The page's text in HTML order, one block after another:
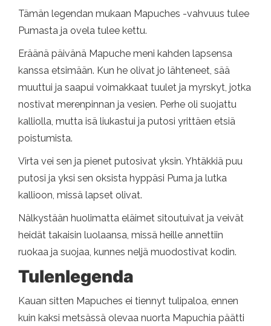
Tämän legendan mukaan Mapuches -vahvuus tulee
Pumasta ja ovela tulee kettu.
Eräänä päivänä Mapuche meni kahden lapsensa
kanssa etsimään. Kun he olivat jo lähteneet, sää
muuttui ja saapui voimakkaat tuulet ja myrskyt, jotka
nostivat merenpinnan ja vesien. Perhe oli suojattu
kalliolla, mutta isä liukastui ja putosi yrittäen etsiä
poistumista.
Virta vei sen ja pienet putosivat yksin. Yhtäkkiä puu
putosi ja yksi sen oksista hyppäsi Puma ja lutka
kallioon, missä lapset olivat.
Nälkystään huolimatta eläimet sitoutuivat ja veivät
heidät takaisin luolaansa, missä heille annettiin
ruokaa ja suojaa, kunnes neljä muodostivat kodin.
Tulenlegenda
Kauan sitten Mapuches ei tiennyt tulipaloa, ennen
kuin kaksi metsässä olevaa nuorta Mapuchia päätti